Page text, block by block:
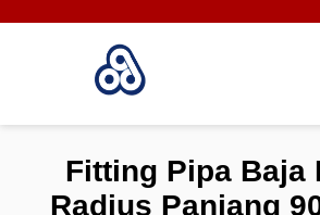
Fitting Pipa Baja
Radius Panjang